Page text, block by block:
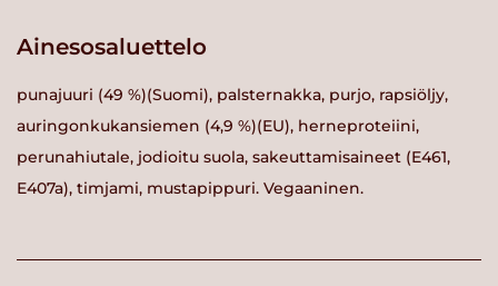
Ainesosaluettelo
punajuuri (49 %)(Suomi), palsternakka, purjo, rapsiöljy,
auringonkukansiemen (4,9 %)(EU), herneproteiini,
perunahiutale, jodioitu suola, sakeuttamisaineet (E461,
E407a), timjami, mustapippuri. Vegaaninen.